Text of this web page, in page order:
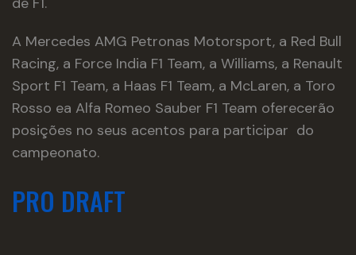
A Mercedes AMG Petronas Motorsport, a Red Bull
Racing, a Force India F1 Team, a Williams, a Renault
Sport F1 Team, a Haas F1 Team, a McLaren, a Toro
Rosso ea Alfa Romeo Sauber F1 Team oferecerão
posições no seus acentos para participar do
campeonato.
PRO DRAFT